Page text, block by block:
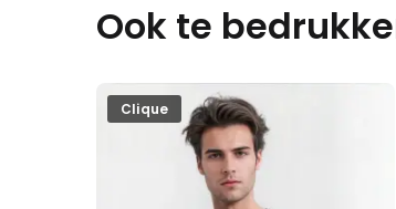
Ook te
Clique